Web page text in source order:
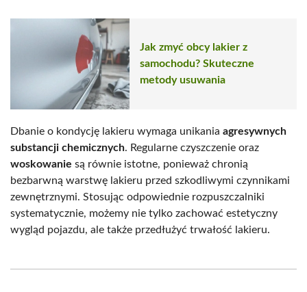
Jak zmyć obcy lakier z
samochodu? Skuteczne
metody usuwania
Dbanie o kondycję lakieru wymaga unikania agresywnych
substancji chemicznych. Regularne czyszczenie oraz
woskowanie są równie istotne, ponieważ chronią
bezbarwną warstwę lakieru przed szkodliwymi czynnikami
zewnętrznymi. Stosując odpowiednie rozpuszczalniki
systematycznie, możemy nie tylko zachować estetyczny
wygląd pojazdu, ale także przedłużyć trwałość lakieru.